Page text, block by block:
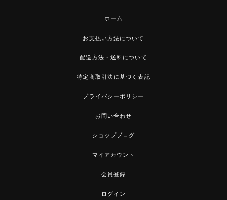
ホーム
お支払い方法について
配送方法・送料について
特定商取引法に基づく表記
プライバシーポリシー
お問い合わせ
ショップブログ
マイアカウント
会員登録
ログイン